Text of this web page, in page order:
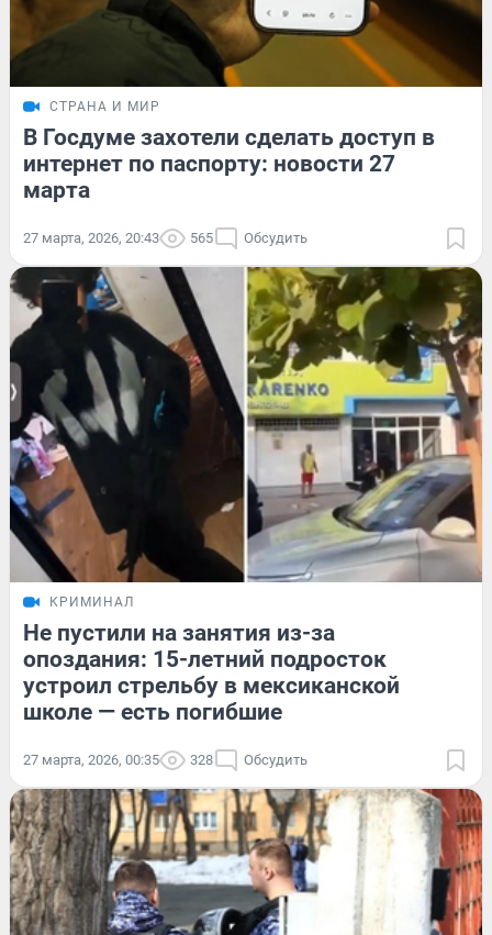
СТРАНА И МИР
В Госдуме захотели сделать доступ в
интернет по паспорту: новости 27
марта
27 марта, 2026, 20:43 565 Обсудить
КРИМИНАЛ
Не пустили на занятия из-за
опоздания: 15-летний подросток
устроил стрельбу в мексиканской
школе — есть погибшие
27 марта, 2026, 00:35 328 Обсудить